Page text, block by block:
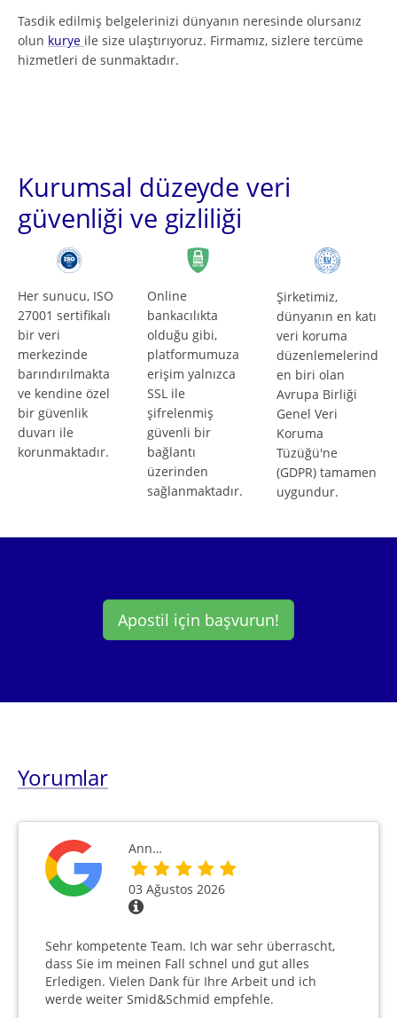
Tasdik edilmiş belgelerinizi dünyanın neresinde olursanız
olun kurye ile size ulaştırıyoruz. Firmamız, sizlere tercüme
hizmetleri de sunmaktadır.
Kurumsal düzeyde veri
güvenliği ve gizliliği
Her sunucu, ISO
27001 sertifikalı
bir veri
merkezinde
barındırılmakta
ve kendine özel
bir güvenlik
duvarı ile
korunmaktadır.
Online
bankacılıkta
olduğu gibi,
platformumuza
erişim yalnızca
SSL ile
şifrelenmiş
güvenli bir
bağlantı
üzerinden
sağlanmaktadır.
Şirketimiz,
dünyanın en katı
veri koruma
düzenlemelerind
en biri olan
Avrupa Birliği
Genel Veri
Koruma
Tüzüğü'ne
(GDPR) tamamen
uygundur.
Apostil için başvurun!
Yorumlar
Ann…
03 Ağustos 2026
Sehr kompetente Team. Ich war sehr überrascht,
dass Sie im meinen Fall schnel und gut alles
Erledigen. Vielen Dank für Ihre Arbeit und ich
werde weiter Smid&Schmid empfehle.